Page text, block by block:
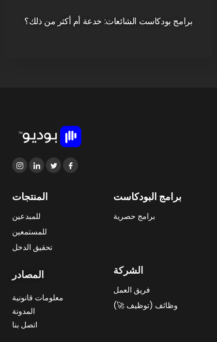
برامج بودكاست الشائعات: خدعة أم أكثر من ذلك؟
المنتجات
للمبدعين
للمستمعين
تحقيق الدخل
برامج البودكاست
برامج حصرية
المصادر
معلومات قانونية
المدونة
اتصل بنا
الشركة
فريق العمل
وظائف (توظيف 🚀)